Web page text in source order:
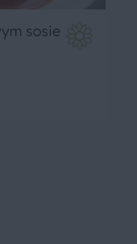
sosie